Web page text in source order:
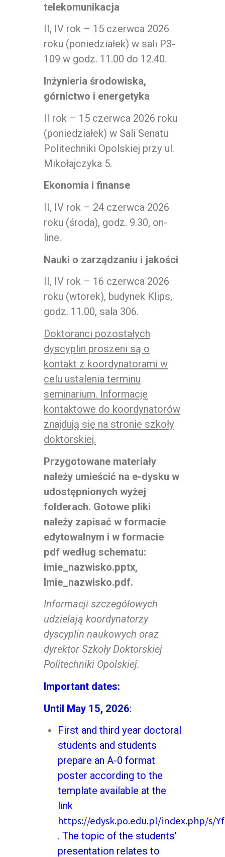
telekomunikacja
II, IV rok – 15 czerwca 2026
roku (poniedziałek) w sali P3-
109 w godz. 11.00 do 12.40.
Inżynieria środowiska,
górnictwo i energetyka
II rok – 15 czerwca 2026 roku
(poniedziałek) w Sali Senatu
Politechniki Opolskiej przy ul.
Mikołajczyka 5.
Ekonomia i finanse
II, IV rok – 24 czerwca 2026
roku (środa), godz. 9.30, on-
line.
Nauki o zarządzaniu i jakości
II, IV rok – 16 czerwca 2026
roku (wtorek), budynek Klips,
godz. 11.00, sala 306.
Doktoranci pozostałych
dyscyplin proszeni są o
kontakt z koordynatorami w
celu ustalenia terminu
seminarium. Informacje
kontaktowe do koordynatorów
znajdują się na stronie szkoły
doktorskiej.
Przygotowane materiały
należy umieścić na e-dysku w
udostępnionych wyżej
folderach. Gotowe pliki
należy zapisać w formacie
edytowalnym i w formacie
pdf według schematu:
imie_nazwisko.pptx,
Imie_nazwisko.pdf.
Informacji szczegółowych
udzielają koordynatorzy
dyscyplin naukowych oraz
dyrektor SzkołyDoktorskiej
Politechniki Opolskiej.
Important dates:
Until May 15, 2026:
First and third year doctoral
students and students
prepare an A-0 format
poster according to the
template available at the
link
https://edysk.po.edu.pl/index.php/s/
. The topic of the students’
presentation relates to